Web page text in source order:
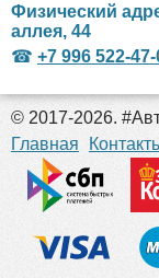
Физический
аллея, 44
☎ +7 996 522-
© 2017-2026.
Главная